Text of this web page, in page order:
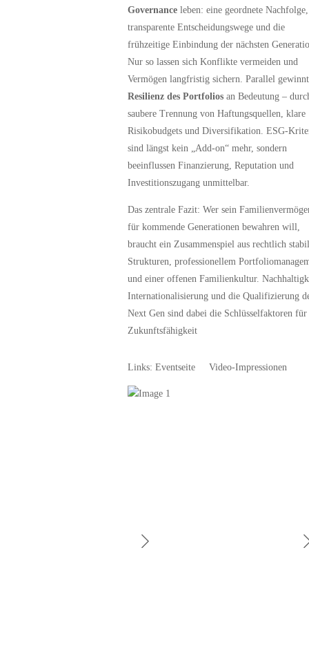
Governanceleben: eine geordnete Nachfolge,
transparente Entscheidungswege und die
frühzeitige Einbindung der nächsten
Nur so lassen sich Konflikte vermeiden und
Vermögen langfristig sichern. Parallel
Resilienz des Portfoliosan Bedeutung –
saubere Trennung von Haftungsquellen, klare
Risikobudgets und Diversifikation. ESG-
sind längst kein „Add-on“ mehr, sondern
beeinflussen Finanzierung, Reputation und
Investitionszugang unmittelbar.
Das zentrale Fazit: Wer sein
für kommende Generationen bewahren will,
braucht ein Zusammenspiel aus rechtlich
Strukturen, professionellem
und einer offenen Familienkultur.
Internationalisierung und die Qualifizierung
Next Gen sind dabei die Schlüsselfaktoren für
Zukunftsfähigkeit
Links: Eventseite Video‑Impressionen